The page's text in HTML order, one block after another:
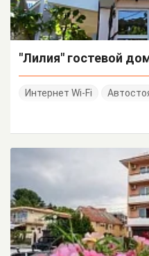
"Лилия" гостевой
Интернет Wi-Fi